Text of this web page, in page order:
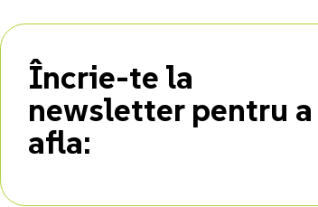
Încrie-te la
newsletter pentru a
afla: